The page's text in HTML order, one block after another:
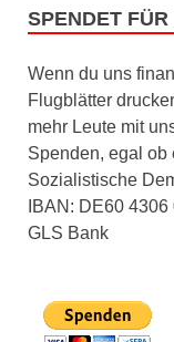
SPENDET
Wenn du uns
Flugblätter
mehr Leute mit
Spenden, egal ob
Sozialistische
IBAN: DE60
GLS Bank